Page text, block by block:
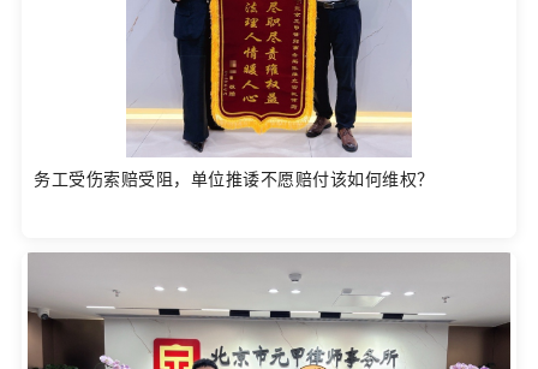
务工受伤索赔受阻，单位推诿不愿赔付该如何维权？